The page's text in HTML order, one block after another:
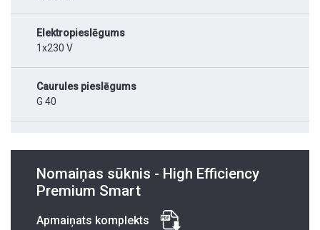
Elektropieslēgums
1x230 V
Caurules pieslēgums
G 40
Nomaiņas sūknis - High Efficiency
Premium Smart
Apmaiņats komplekts